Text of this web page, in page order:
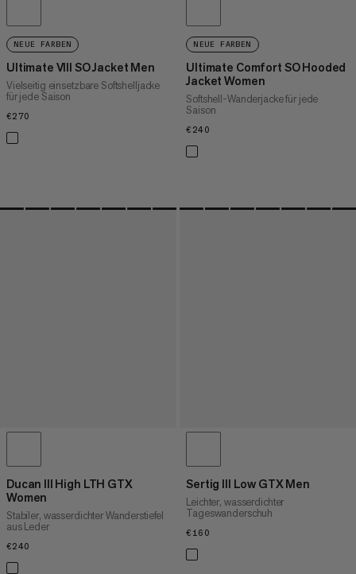
NEUE FARBEN
Ultimate VIII SO Jacket Men
Vielseitig einsetzbare Softshelljacke
für jede Saison
€270
NEUE FARBEN
Ultimate Comfort SO Hooded
Jacket Women
Softshell-Wanderjacke für jede
Saison
€240
Ducan III High LTH GTX
Women
Stabiler, wasserdichter Wanderstiefel
aus Leder
€240
Sertig III Low GTX Men
Leichter, wasserdichter
Tageswanderschuh
€160